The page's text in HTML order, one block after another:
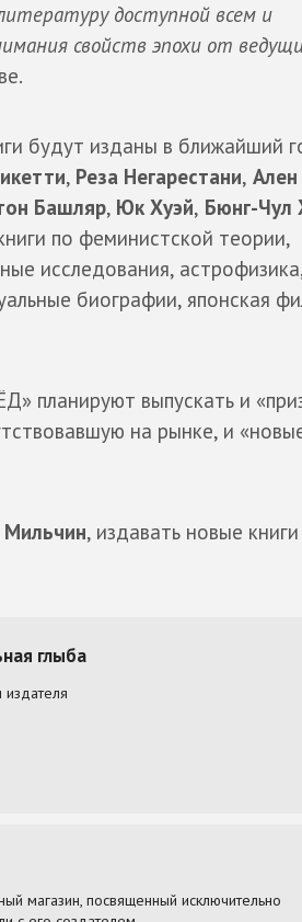
доступной всем и
свойств эпохи от
будут изданы в ближайший
, Реза Негарестани,
Башляр, Юк Хуэй, Бюнг-Чул
по феминистской теории,
исследования,
биографии, японская
планируют выпускать и
на рынке, и
Мильчин, издавать новые